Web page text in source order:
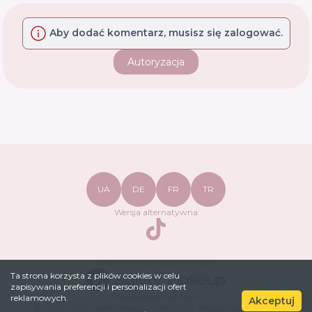
Ta strona korzysta z plików cookies w celu
zapisywania preferencji i personalizacji ofert
reklamowych.
Akceptuj
Aby dodać komentarz, musisz się zalogować.
Autoryzacja
Analizator składu kosmetyków
UA DE FR TR
Wersja alternatywna
TikTok
safetymakeupua@gmail.com